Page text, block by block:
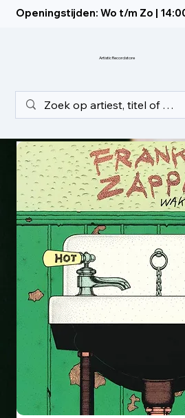
Openingstijden: Wo t/m Zo |
Artistic Recordstore